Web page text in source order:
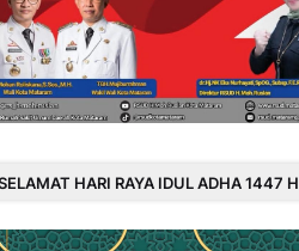
HARI RAYA IDUL ADHA 1447 H